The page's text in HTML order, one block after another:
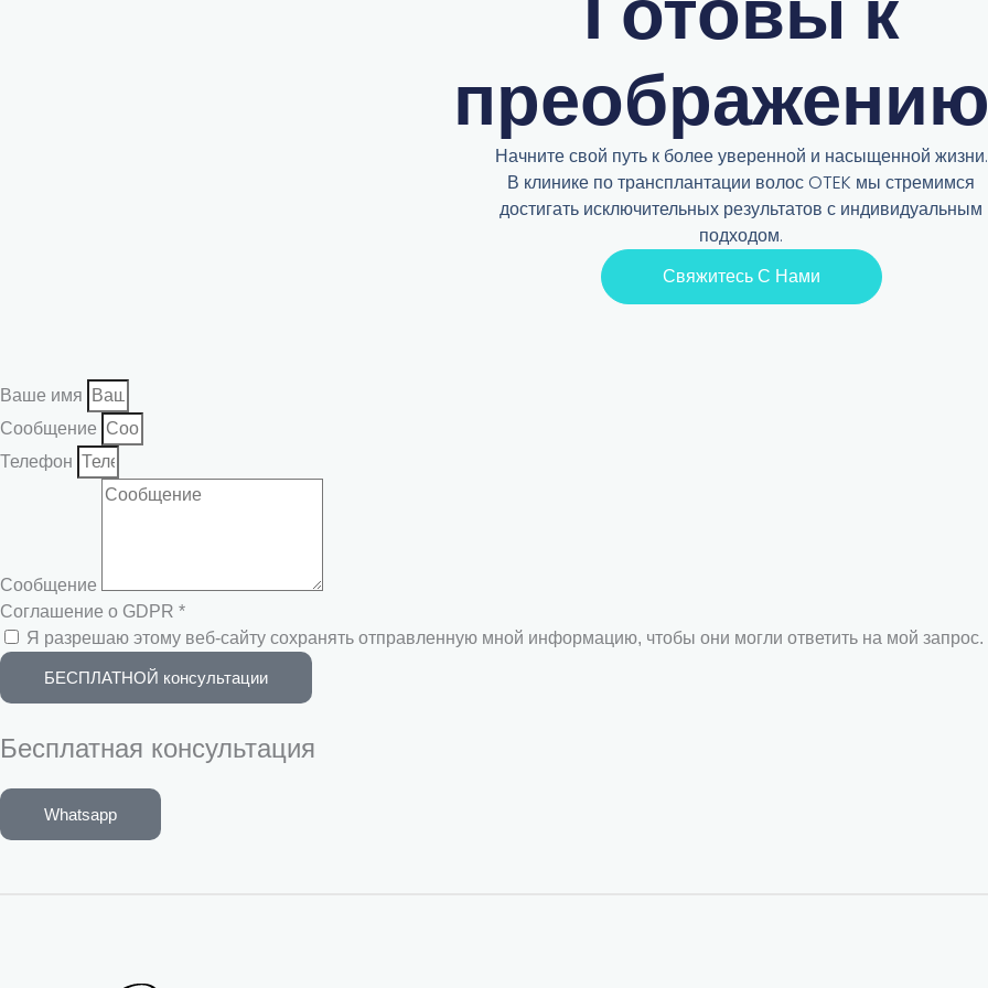
Начните свой путь к более уверенной и насыщенной жизни.
В клинике по трансплантации волос OTEK мы стремимся
достигать исключительных результатов с индивидуальным
подходом.
Свяжитесь С Нами
Ваше имя
Сообщение
Телефон
Сообщение
Соглашение о GDPR *
Я разрешаю этому веб-сайту сохранять отправленную мной информацию, чтобы они могли ответить на мой запрос.
БЕСПЛАТНОЙ консультации
Бесплатная консультация
Whatsapp